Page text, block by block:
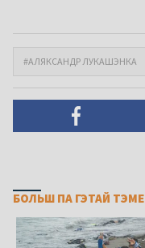
#АЛЯКСАНДР ЛУКАШЭНКА
БОЛЬШ ПА ГЭТАЙ ТЭМЕ